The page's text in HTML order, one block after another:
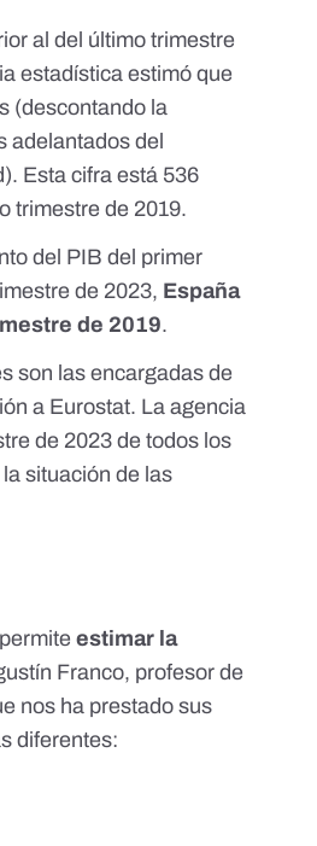
al del último trimestre
estadística estimó que
(descontando la
adelantados del
Esta cifra está 536
trimestre de 2019.
del PIB del primer
de 2023, España
de 2019.
son las encargadas de
a Eurostat. La agencia
de 2023de todos los
situación de las
estimar la
Franco, profesor de
nos ha prestado sus
diferentes: